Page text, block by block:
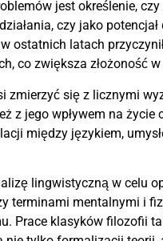
jest określenie,
czy jako
ostatnich latach
co zwiększa złożoność
zmierzyć się z licznymi
z jego wpływem na
między językiem,
lingwistyczną w celu
terminami mentalnymi i
Prace klasyków filozofii